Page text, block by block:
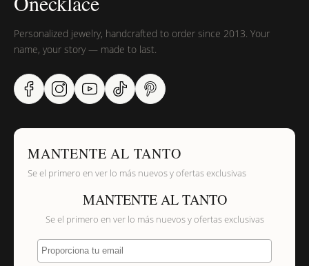
Personalized jewelry, handcrafted to order since 2013. Your
name, your story — made to last.
MANTENTE AL TANTO
Se el primero en ver lo más nuevos y ofertas exclusivas
MANTENTE AL TANTO
Se el primero en ver lo más nuevos y ofertas exclusivas
Proporciona tu email